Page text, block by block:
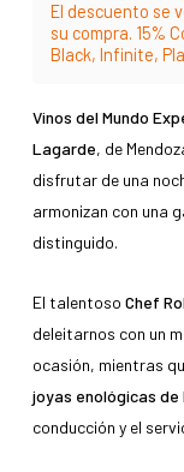
El descuento se
su compra. 15%
Black, Infinite,
Vinos del Mundo
Lagarde, de
disfrutar de una
armonizan con una
distinguido.
El talentoso Chef
deleitarnos con un
ocasión, mientras
joyas enológicas de
conducción y el